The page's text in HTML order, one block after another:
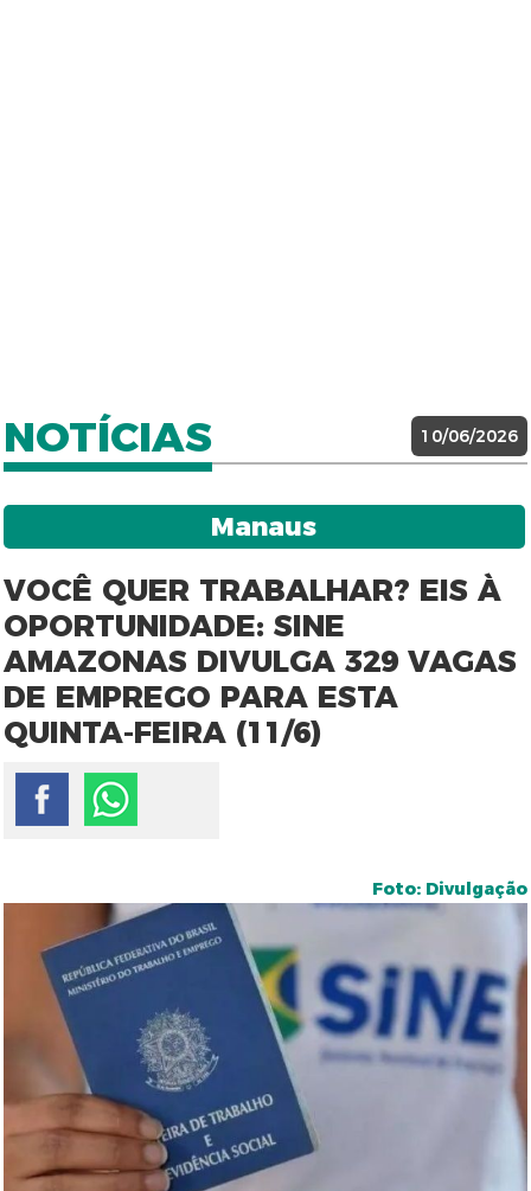
NOTÍCIAS 10/06/2026
Manaus
VOCÊ QUER TRABALHAR? EIS À
OPORTUNIDADE: SINE
AMAZONAS DIVULGA 329 VAGAS
DE EMPREGO PARA ESTA
QUINTA-FEIRA (11/6)
Foto: Divulgação